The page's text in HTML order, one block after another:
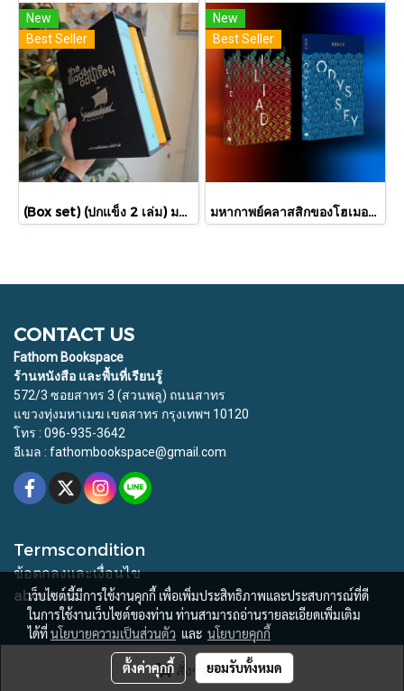
สั่งซื้อสินค้า
New
Best Seller
(Box set) (ปกแข็ง 2 เล่ม) มหากาพย์อิเลียดและโอดิสซี The Iliad & The Odyssey (ปกแข็ง 2 เล่ม) / โฮเมอร์ Homer / เวธัส, สุริยฉัตร / ทับหนังสือ
New
Best Seller
มหากาพย์คลาสสิกของโฮเมอร์ อีเลียด + โอดิสซีย์ 2 เล่ม Iliad & Odyssey / Homer / ต้นฉบับอังกฤษ: ซามูเอล บัตเลอร์/ผู้แปล ไอริสา ชั้นศิริ / ยิปซี Gypsy
CONTACT US
Fathom Bookspace
ร้านหนังสือ และพื้นที่เรียนรู้
572/3 ซอยสาทร 3 (สวนพลู) ถนนสาทร
แขวงทุ่งมหาเมฆ เขตสาทร กรุงเทพฯ 10120
โทร : 096-935-3642
อีเมล : fathombookspace@gmail.com
Termscondition
ข้อตกลงและเงื่อนไข
about us
© Copyright 2015 All Rights Reserved. Fathom Bookspace
เว็บไซต์นี้มีการใช้งานคุกกี้ เพื่อเพิ่มประสิทธิภาพและประสบการณ์ที่ดี
ในการใช้งานเว็บไซต์ของท่าน ท่านสามารถอ่านรายละเอียดเพิ่มเติม
ได้ที่นโยบายความเป็นส่วนตัว และ นโยบายคุกกี้
ตั้งค่าคุกกี้ ยอมรับทั้งหมด